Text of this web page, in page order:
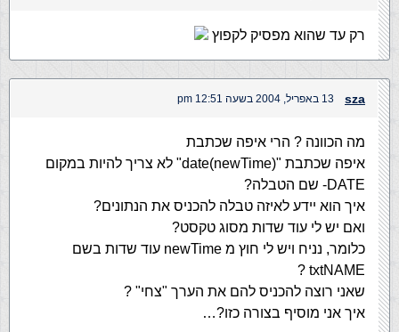
רק עד שהוא מפסיק לקפוץ
sza 13 באפריל, 2004 בשעה 12:51 pm
מה הכוונה ? הרי איפה שכתבת
איפה שכתבת "date(newTime)" לא צריך להיות במקום
DATE- שם הטבלה?
איך הוא יידע לאיזה טבלה להכניס את הנתונים?
ואם יש לי עוד שדות מסוג טקסט?
כלומר, נניח ויש לי חוץ מ newTime עוד שדות בשם
txtNAME ?
שאני רוצה להכניס להם את הערך "צחי" ?
איך אני מוסיף בצורה כזו?…